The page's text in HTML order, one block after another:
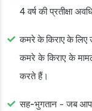
4 वर्ष की प्रतीक्षा
कमरे के किराए के लिए
कमरे के किराए के
करते हैं।
सह-भुगतान - जब आप